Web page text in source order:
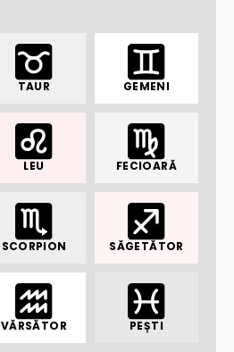
TAUR GEMENI
LEU FECIOARĂ
SCORPION SĂGETĂTOR
VĂRSĂTOR PEȘTI